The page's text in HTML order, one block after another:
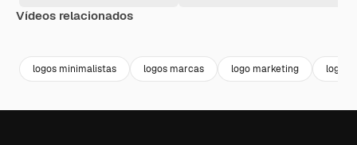
Vídeos relacionados
logos minimalistas logos marcas logo marketing logo